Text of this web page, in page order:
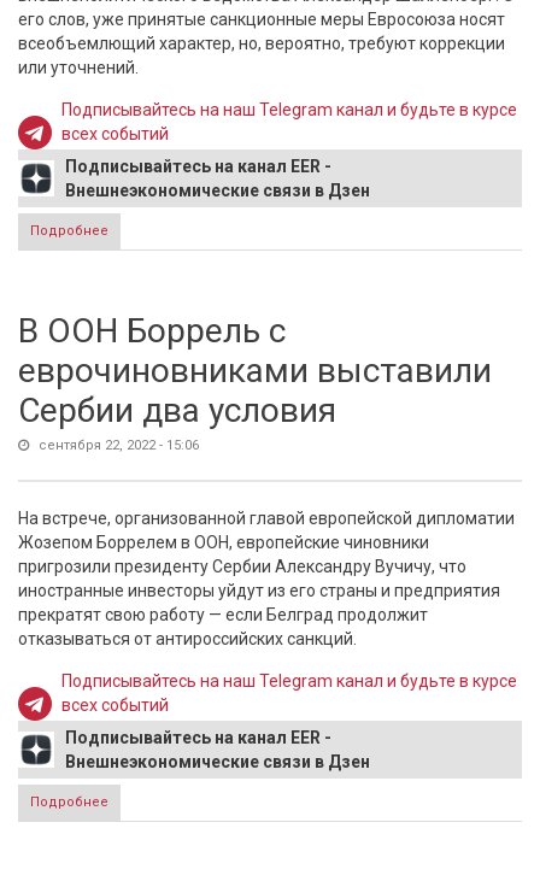
его слов, уже принятые санкционные меры Евросоюза носят
всеобъемлющий характер, но, вероятно, требуют коррекции
или уточнений.
Подписывайтесь на наш Telegram канал и будьте в курсе
всех событий
Подписывайтесь на канал EER -
Внешнеэкономические связи в Дзен
Подробнее
против России
В ООН Боррель с
еврочиновниками выставили
Сербии два условия
сентября 22, 2022 - 15:06
На встрече, организованной главой европейской дипломатии
Жозепом Боррелем в ООН, европейские чиновники
пригрозили президенту Сербии Александру Вучичу, что
иностранные инвесторы уйдут из его страны и предприятия
прекратят свою работу — если Белград продолжит
отказываться от антироссийских санкций.
Подписывайтесь на наш Telegram канал и будьте в курсе
всех событий
Подписывайтесь на канал EER -
Внешнеэкономические связи в Дзен
Подробнее
два условия